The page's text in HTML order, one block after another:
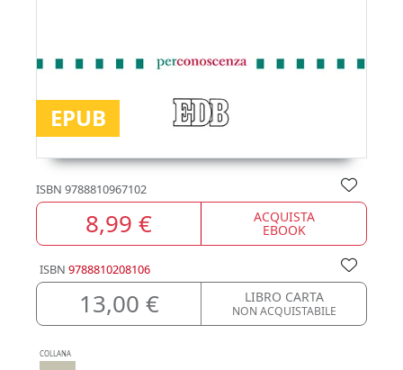
EPUB
ISBN 9788810967102
8,99 € ACQUISTA
EBOOK
ISBN 9788810208106
13,00 € LIBRO CARTA
NON ACQUISTABILE
COLLANA